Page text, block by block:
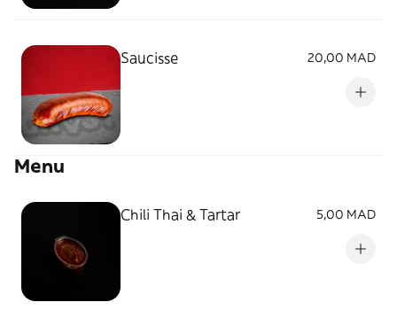
Saucisse 20,00 MAD
Menu
Chili Thai & Tartar 5,00 MAD